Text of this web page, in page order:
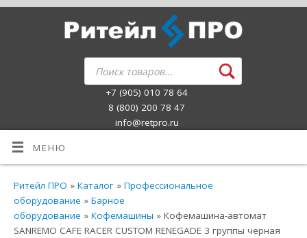
+7 (905) 010 78 64
8 (800) 200 78 47
info@retpro.ru
МЕНЮ
Ритейл ПРО »Каталог »Профессиональное
оборудование »Барное
оборудование »Кофемашины » Кофемашина-автомат
SANREMO CAFE RACER CUSTOM RENEGADE 3 группы черная